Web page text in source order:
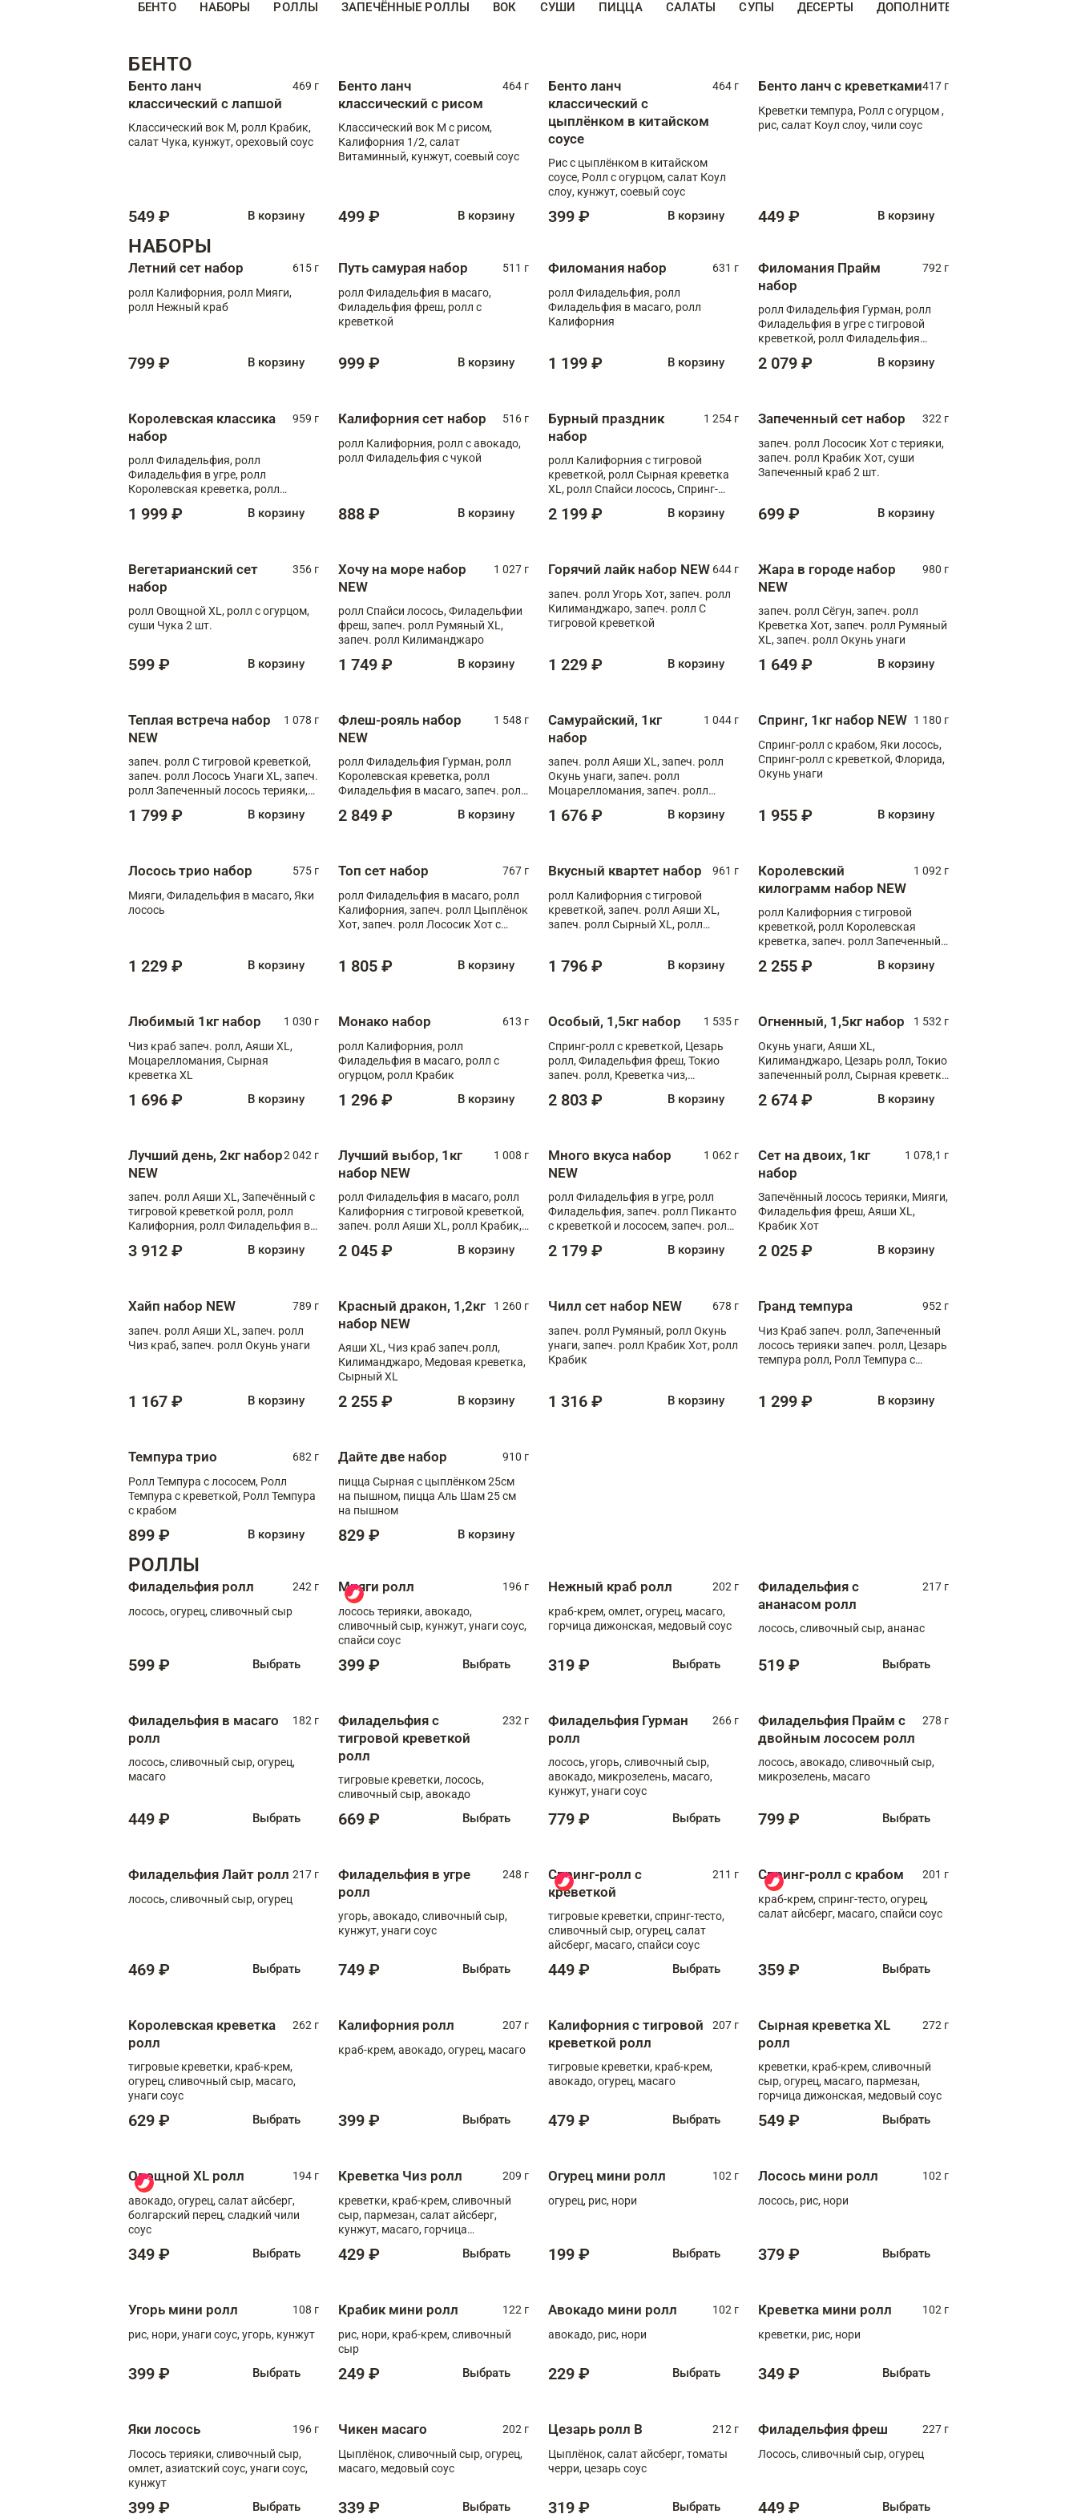
БЕНТО НАБОРЫ РОЛЛЫ ЗАПЕЧЁННЫЕ РОЛЛЫ ВОК СУШИ ПИЦЦА САЛАТЫ СУПЫ ДЕСЕРТЫ ДОПОЛНИТЕЛЬНО
БЕНТО
Бенто ланч
классический с лапшой
469 г
Классический вок М, ролл Крабик,
салат Чука, кунжут, ореховый соус
549 ₽ В корзину
Бенто ланч
классический с рисом
464 г
Классический вок М с рисом,
Калифорния 1/2, салат
Витаминный, кунжут, соевый соус
499 ₽ В корзину
Бенто ланч
классический с
цыплёнком в китайском
соусе
464 г
Рис с цыплёнком в китайском
соусе, Ролл с огурцом, салат Коул
слоу, кунжут, соевый соус
399 ₽ В корзину
Бенто ланч с креветками417 г
Креветки темпура, Ролл с огурцом ,
рис, салат Коул слоу, чили соус
449 ₽ В корзину
НАБОРЫ
Летний сет набор
615 г
ролл Калифорния, ролл Мияги,
ролл Нежный краб
799 ₽ В корзину
Путь самурая набор
511 г
ролл Филадельфия в масаго,
Филадельфия фреш, ролл с
креветкой
999 ₽ В корзину
Филомания набор
631 г
ролл Филадельфия, ролл
Филадельфия в масаго, ролл
Калифорния
1 199 ₽ В корзину
Филомания Прайм
набор
792 г
ролл Филадельфия Гурман, ролл
Филадельфия в угре с тигровой
креветкой, ролл Филадельфия
2 079 ₽ В корзину
Королевская классика
набор
959 г
ролл Филадельфия, ролл
Филадельфия в угре, ролл
Королевская креветка, ролл
1 999 ₽ В корзину
Калифорния сет набор
516 г
ролл Калифорния, ролл с авокадо,
ролл Филадельфия с чукой
888 ₽ В корзину
Бурный праздник
набор
1 254 г
ролл Калифорния с тигровой
креветкой, ролл Сырная креветка
XL, ролл Спайси лосось, Спринг-
Медовая креветка
2 199 ₽ В корзину
Запеченный сет набор
322 г
запеч. ролл Лососик Хот с терияки,
запеч. ролл Крабик Хот, суши
Запеченный краб 2 шт.
699 ₽ В корзину
Вегетарианский сет
набор
356 г
ролл Овощной XL, ролл с огурцом,
суши Чука 2 шт.
599 ₽ В корзину
Хочу на море набор
NEW
1 027 г
ролл Спайси лосось, Филадельфии
фреш, запеч. ролл Румяный XL,
запеч. ролл Килиманджаро
1 749 ₽ В корзину
Горячий лайк набор NEW 644 г
запеч. ролл Угорь Хот, запеч. ролл
Килиманджаро, запеч. ролл С
тигровой креветкой
1 229 ₽ В корзину
Жара в городе набор
NEW
980 г
запеч. ролл Сёгун, запеч. ролл
Креветка Хот, запеч. ролл Румяный
XL, запеч. ролл Окунь унаги
1 649 ₽ В корзину
Теплая встреча набор
NEW
1 078 г
запеч. ролл С тигровой креветкой,
запеч. ролл Лосось Унаги XL, запеч.
ролл Запеченный лосось терияки,
1 799 ₽ В корзину
Флеш-рояль набор
NEW
1 548 г
ролл Филадельфия Гурман, ролл
Королевская креветка, ролл
Филадельфия в масаго, запеч. ролл
Тигровая креветка с моцареллой,
2 849 ₽ В корзину
Самурайский, 1кг
набор
1 044 г
запеч. ролл Аяши XL, запеч. ролл
Окунь унаги, запеч. ролл
Моцарелломания, запеч. ролл
1 676 ₽ В корзину
Спринг, 1кг набор NEW 1 180 г
Спринг-ролл с крабом, Яки лосось,
Спринг-ролл с креветкой, Флорида,
Окунь унаги
1 955 ₽ В корзину
Лосось трио набор
575 г
Мияги, Филадельфия в масаго, Яки
лосось
1 229 ₽ В корзину
Топ сет набор
767 г
ролл Филадельфия в масаго, ролл
Калифорния, запеч. ролл Цыплёнок
Хот, запеч. ролл Лососик Хот с
1 805 ₽ В корзину
Вкусный квартет набор
961 г
ролл Калифорния с тигровой
креветкой, запеч. ролл Аяши XL,
запеч. ролл Сырный XL, ролл
1 796 ₽ В корзину
Королевский
килограмм набор NEW
1 092 г
ролл Калифорния с тигровой
креветкой, ролл Королевская
креветка, запеч. ролл Запеченный
XL, запеч. ролл Крабик Хот
2 255 ₽ В корзину
Любимый 1кг набор
1 030 г
Чиз краб запеч. ролл, Аяши XL,
Моцарелломания, Сырная
креветка XL
1 696 ₽ В корзину
Монако набор
613 г
ролл Калифорния, ролл
Филадельфия в масаго, ролл с
огурцом, ролл Крабик
1 296 ₽ В корзину
Особый, 1,5кг набор
1 535 г
Спринг-ролл с креветкой, Цезарь
ролл, Филадельфия фреш, Токио
запеч. ролл, Креветка чиз,
Флорида
2 803 ₽ В корзину
Огненный, 1,5кг набор
1 532 г
Окунь унаги, Аяши XL,
Килиманджаро, Цезарь ролл, Токио
запеченный ролл, Сырная креветка
2 674 ₽ В корзину
Лучший день, 2кг набор
NEW
2 042 г
запеч. ролл Аяши XL, Запечённый с
тигровой креветкой ролл, ролл
Калифорния, ролл Филадельфия в
запеч. ролл Моцарелломания, ролл
3 912 ₽ В корзину
Лучший выбор, 1кг
набор NEW
1 008 г
ролл Филадельфия в масаго, ролл
Калифорния с тигровой креветкой,
запеч. ролл Аяши XL, ролл Крабик,
2 045 ₽ В корзину
Много вкуса набор
NEW
1 062 г
ролл Филадельфия в угре, ролл
Филадельфия, запеч. ролл Пиканто
с креветкой и лососем, запеч. ролл
2 179 ₽ В корзину
Сет на двоих, 1кг
набор
1 078,1 г
Запечённый лосось терияки, Мияги,
Филадельфия фреш, Аяши XL,
Крабик Хот
2 025 ₽ В корзину
Хайп набор NEW
789 г
запеч. ролл Аяши XL, запеч. ролл
Чиз краб, запеч. ролл Окунь унаги
1 167 ₽ В корзину
Красный дракон, 1,2кг
набор NEW
1 260 г
Аяши XL, Чиз краб запеч.ролл,
Килиманджаро, Медовая креветка,
Сырный XL
2 255 ₽ В корзину
Чилл сет набор NEW
678 г
запеч. ролл Румяный, ролл Окунь
унаги, запеч. ролл Крабик Хот, ролл
Крабик
1 316 ₽ В корзину
Гранд темпура
952 г
Чиз Краб запеч. ролл, Запеченный
лосось терияки запеч. ролл, Цезарь
темпура ролл, Ролл Темпура с
1 299 ₽ В корзину
Темпура трио
682 г
Ролл Темпура с лососем, Ролл
Темпура с креветкой, Ролл Темпура
с крабом
899 ₽ В корзину
Дайте две набор
910 г
пицца Сырная с цыплёнком 25см
на пышном, пицца Аль Шам 25 см
на пышном
829 ₽ В корзину
РОЛЛЫ
Филадельфия ролл
242 г
лосось, огурец, сливочный сыр
599 ₽ Выбрать
Мияги ролл
196 г
лосось терияки, авокадо,
сливочный сыр, кунжут, унаги соус,
спайси соус
399 ₽ Выбрать
Нежный краб ролл
202 г
краб-крем, омлет, огурец, масаго,
горчица дижонская, медовый соус
319 ₽ Выбрать
Филадельфия с
ананасом ролл
217 г
лосось, сливочный сыр, ананас
519 ₽ Выбрать
Филадельфия в масаго
ролл
182 г
лосось, сливочный сыр, огурец,
масаго
449 ₽ Выбрать
Филадельфия с
тигровой креветкой
ролл
232 г
тигровые креветки, лосось,
сливочный сыр, авокадо
669 ₽ Выбрать
Филадельфия Гурман
ролл
266 г
лосось, угорь, сливочный сыр,
авокадо, микрозелень, масаго,
кунжут, унаги соус
779 ₽ Выбрать
Филадельфия Прайм с
двойным лососем ролл
278 г
лосось, авокадо, сливочный сыр,
микрозелень, масаго
799 ₽ Выбрать
Филадельфия Лайт ролл 217 г
лосось, сливочный сыр, огурец
469 ₽ Выбрать
Филадельфия в угре
ролл
248 г
угорь, авокадо, сливочный сыр,
кунжут, унаги соус
749 ₽ Выбрать
Спринг-ролл с
креветкой
211 г
тигровые креветки, спринг-тесто,
сливочный сыр, огурец, салат
айсберг, масаго, спайси соус
449 ₽ Выбрать
Спринг-ролл с крабом
201 г
краб-крем, спринг-тесто, огурец,
салат айсберг, масаго, спайси соус
359 ₽ Выбрать
Королевская креветка
ролл
262 г
тигровые креветки, краб-крем,
огурец, сливочный сыр, масаго,
унаги соус
629 ₽ Выбрать
Калифорния ролл
207 г
краб-крем, авокадо, огурец, масаго
399 ₽ Выбрать
Калифорния с тигровой
креветкой ролл
207 г
тигровые креветки, краб-крем,
авокадо, огурец, масаго
479 ₽ Выбрать
Сырная креветка XL
ролл
272 г
креветки, краб-крем, сливочный
сыр, огурец, масаго, пармезан,
горчица дижонская, медовый соус
549 ₽ Выбрать
Овощной XL ролл
194 г
авокадо, огурец, салат айсберг,
болгарский перец, сладкий чили
соус
349 ₽ Выбрать
Креветка Чиз ролл
209 г
креветки, краб-крем, сливочный
сыр, пармезан, салат айсберг,
кунжут, масаго, горчица
429 ₽ Выбрать
Огурец мини ролл
102 г
огурец, рис, нори
199 ₽ Выбрать
Лосось мини ролл
102 г
лосось, рис, нори
379 ₽ Выбрать
Угорь мини ролл
108 г
рис, нори, унаги соус, угорь, кунжут
399 ₽ Выбрать
Крабик мини ролл
122 г
рис, нори, краб-крем, сливочный
сыр
249 ₽ Выбрать
Авокадо мини ролл
102 г
авокадо, рис, нори
229 ₽ Выбрать
Креветка мини ролл
102 г
креветки, рис, нори
349 ₽ Выбрать
Яки лосось
196 г
Лосось терияки, сливочный сыр,
омлет, азиатский соус, унаги соус,
кунжут
399 ₽ Выбрать
Чикен масаго
202 г
Цыплёнок, сливочный сыр, огурец,
масаго, медовый соус
339 ₽ Выбрать
Цезарь ролл В
212 г
Цыплёнок, салат айсберг, томаты
черри, цезарь соус
319 ₽ Выбрать
Филадельфия фреш
227 г
Лосось, сливочный сыр, огурец
449 ₽ Выбрать